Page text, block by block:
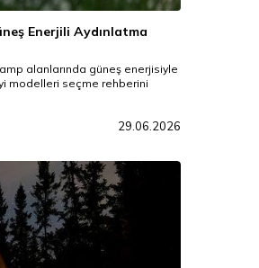
Enerjili Aydınlatma
alanlarında güneş enerjisiyle
modelleri seçme rehberini
29.06.2026